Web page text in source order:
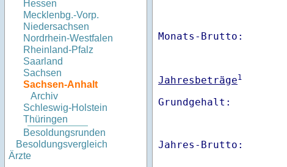
Hessen
Mecklenbg.-Vorp.
Niedersachsen
Nordrhein-Westfalen
Rheinland-Pfalz
Saarland
Sachsen
Sachsen-Anhalt
Archiv
Schleswig-Holstein
Thüringen
Besoldungsrunden
Besoldungsvergleich
Ärzte
Monats-
Jahresbeträge1
Jahres-